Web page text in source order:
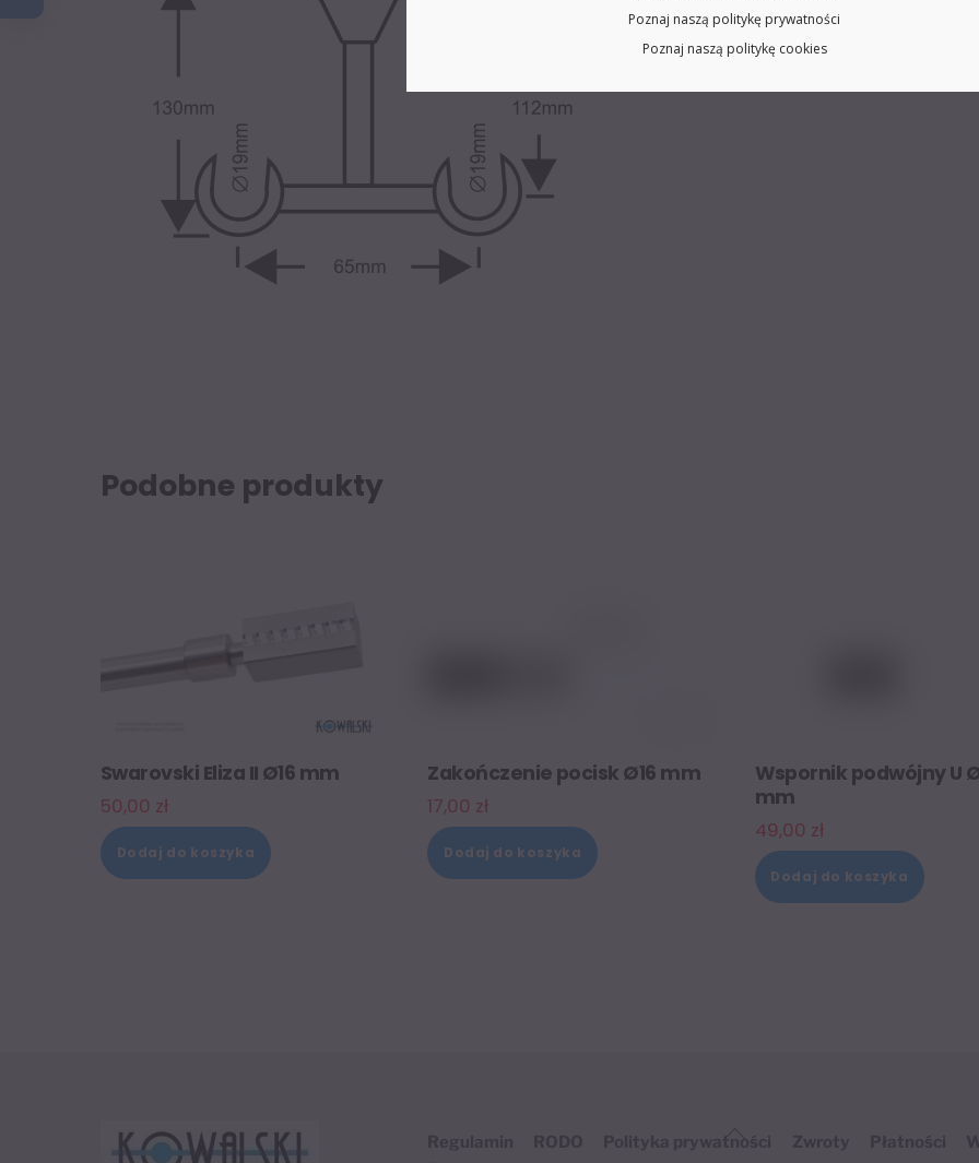
Podobne produkty
Swarovski Eliza II Ø16 mm
50,00 zł
Dodaj do koszyka
Zakończenie pocisk Ø16 mm
17,00 zł
Dodaj do koszyka
Wspornik podwójny U
mm
49,00 zł
Dodaj do koszyka
Poznaj naszą politykę prywatności
Poznaj naszą politykę cookies